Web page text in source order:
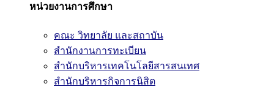
หน่วยงานการศึกษา
คณะ วิทยาลัย และสถาบัน
สำนักงานการทะเบียน
สำนักบริหารเทคโนโลยีสารสนเทศ
สำนักบริหารกิจการนิสิต